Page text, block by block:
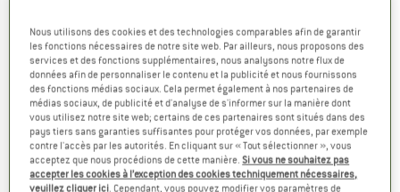
Jacket
réduit
de
%
MARQUE
DYNAFIT
Article
Radical Ptc Hooded Jacket
Product group
Veste polaire
Prix
161,45 €
0,0(0)
MARQUE
DYNAFIT
Article
Traverse Hybrid Shorts
Product group
Short
Prix
79,95 € Prix réduit
à partir de
51,97 €
0,0(0)
Jusqu'à -35 %
Nous utilisons des cookies et des technologies comparables afin de garantir
les fonctions nécessaires de notre site web. Par ailleurs, nous proposons des
services et des fonctions supplémentaires, nous analysons notre flux de
données afin de personnaliser le contenu et la publicité et nous fournissons
des fonctions médias sociaux. Cela permet également à nos partenaires de
médias sociaux, de publicité et d'analyse de s'informer sur la manière dont
vous utilisez notre site web; certains de ces partenaires sont situés dans des
pays tiers sans garanties suffisantes pour protéger vos données, par exemple
contre l'accès par les autorités. En cliquant sur « Tout sélectionner », vous
acceptez que nous procédions de cette manière.Si vous ne souhaitez pas
accepter les cookies à l’exception des cookies techniquement nécessaires,
veuillez cliquer ici. Cependant, vous pouvez modifier vos paramètres de